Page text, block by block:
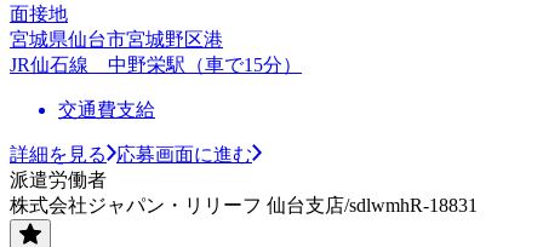
面接地
宮城県仙台市宮城野区港
JR仙石線 中野栄駅（車で15分）
交通費支給
詳細を見る
応募画面に進む
派遣労働者
株式会社ジャパン・リリーフ 仙台支店/sdlwmhR-18831